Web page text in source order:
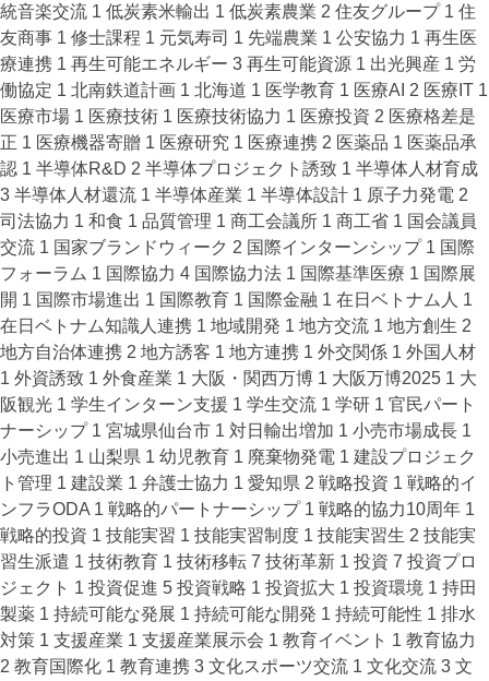
統音楽交流 1 低炭素米輸出 1 低炭素農業 2 住友グループ 1 住
友商事 1 修士課程 1 元気寿司 1 先端農業 1 公安協力 1 再生医
療連携 1 再生可能エネルギー 3 再生可能資源 1 出光興産 1 労
働協定 1 北南鉄道計画 1 北海道 1 医学教育 1 医療AI 2 医療IT 1
医療市場 1 医療技術 1 医療技術協力 1 医療投資 2 医療格差是
正 1 医療機器寄贈 1 医療研究 1 医療連携 2 医薬品 1 医薬品承
認 1 半導体R&D 2 半導体プロジェクト誘致 1 半導体人材育成
3 半導体人材還流 1 半導体産業 1 半導体設計 1 原子力発電 2
司法協力 1 和食 1 品質管理 1 商工会議所 1 商工省 1 国会議員
交流 1 国家ブランドウィーク 2 国際インターンシップ 1 国際
フォーラム 1 国際協力 4 国際協力法 1 国際基準医療 1 国際展
開 1 国際市場進出 1 国際教育 1 国際金融 1 在日ベトナム人 1
在日ベトナム知識人連携 1 地域開発 1 地方交流 1 地方創生 2
地方自治体連携 2 地方誘客 1 地方連携 1 外交関係 1 外国人材
1 外資誘致 1 外食産業 1 大阪・関西万博 1 大阪万博2025 1 大
阪観光 1 学生インターン支援 1 学生交流 1 学研 1 官民パート
ナーシップ 1 宮城県仙台市 1 対日輸出増加 1 小売市場成長 1
小売進出 1 山梨県 1 幼児教育 1 廃棄物発電 1 建設プロジェク
ト管理 1 建設業 1 弁護士協力 1 愛知県 2 戦略投資 1 戦略的イ
ンフラODA 1 戦略的パートナーシップ 1 戦略的協力10周年 1
戦略的投資 1 技能実習 1 技能実習制度 1 技能実習生 2 技能実
習生派遣 1 技術教育 1 技術移転 7 技術革新 1 投資 7 投資プロ
ジェクト 1 投資促進 5 投資戦略 1 投資拡大 1 投資環境 1 持田
製薬 1 持続可能な発展 1 持続可能な開発 1 持続可能性 1 排水
対策 1 支援産業 1 支援産業展示会 1 教育イベント 1 教育協力
2 教育国際化 1 教育連携 3 文化スポーツ交流 1 文化交流 3 文